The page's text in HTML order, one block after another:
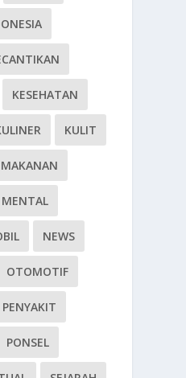
KESEHATAN
KULIT
MAKANAN
MENTAL
NEWS
OTOMOTIF
PENYAKIT
PONSEL